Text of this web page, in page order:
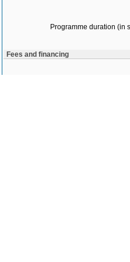
Programme duration (in
Fees and financing